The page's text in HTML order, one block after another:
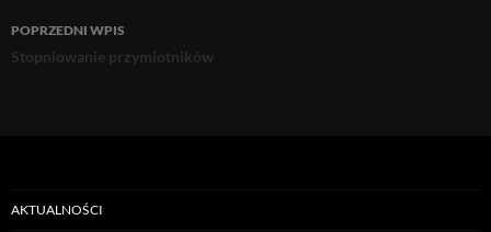
Nawigacja
wpisu
POPRZEDNI WPIS
Stopniowanie przymiotników
AKTUALNOŚCI